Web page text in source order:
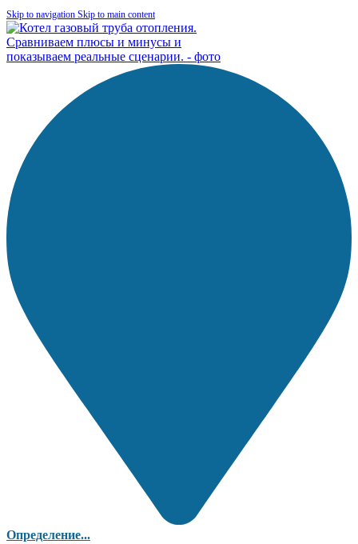
Skip to navigation Skip to main content
Определение...